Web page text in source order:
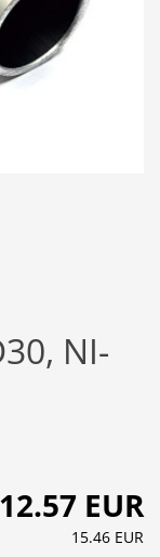
NI-
12.57 EUR
15.46 EUR